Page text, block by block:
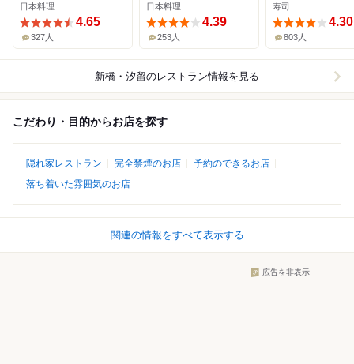
日本料理
4.65
327人
日本料理
4.39
253人
寿司
4.30
803人
新橋・汐留のレストラン情報を見る
こだわり・目的からお店を探す
隠れ家レストラン 完全禁煙のお店
予約のできるお店
落ち着いた雰囲気のお店
関連の情報をすべて表示する
広告を非表示